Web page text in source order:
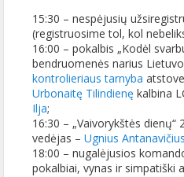
15:30 – nespėjusių
(registruosime tol, kol
16:00 – pokalbis „Kodėl
bendruomenės narius
kontrolieriaus tarnyba
Urbonaitę Tilindienę kalbina
Ilja;
16:30 – „Vaivorykštės
vedėjas – Ugnius Antanavičius
18:00 – nugalėjusios
pokalbiai, vynas ir simpatiški